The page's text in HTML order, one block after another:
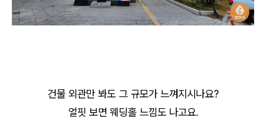
건물 외관만 봐도 그 규모가 느껴지시나요?
얼핏 보면 웨딩홀 느낌도 나고요.